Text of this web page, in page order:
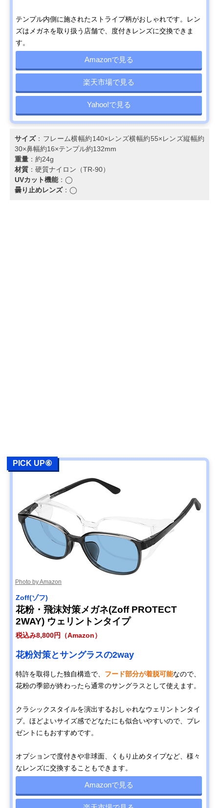
テンプル内側に施されたストライプ柄がおしゃれです。レン
ズはメガネを取り扱う店舗で、度付きレンズに交換できま
す。
Amazonで見る
楽天市場で見る
Yahoo!で見る
サイズ：フレーム横幅約140×レンズ横幅約55×レンズ縦幅約
30×鼻幅約16×テンプル約132mm
重量 ：約24g
材質 ：硬質ナイロン（TR-90）
UVカット機能：◯
曇り止めレンズ：◯
PICK UP⑥
Photo by Amazon
Zoff(ゾフ)
花粉・飛沫対策メガネ(Zoff PROTECT
2WAY) ウェリントンタイプ
税込み8,800円（Amazon）
花粉対策とサングラスの2way
特許を取得した独自構造で、 フード部分が着脱可能なので、
花粉の季節が終わったら通常のサングラスとして使えます。
クラシックスタイルを演出するおしゃれなウェリントンタイ
プ。ほどよいサイズ感でどなたにも似合いやすいので、プレ
ゼントにもおすすめです。
オプションで度付きや非球面、くもり止めタイプなど、様々
なレンズに交換することもできます。
Amazonで見る